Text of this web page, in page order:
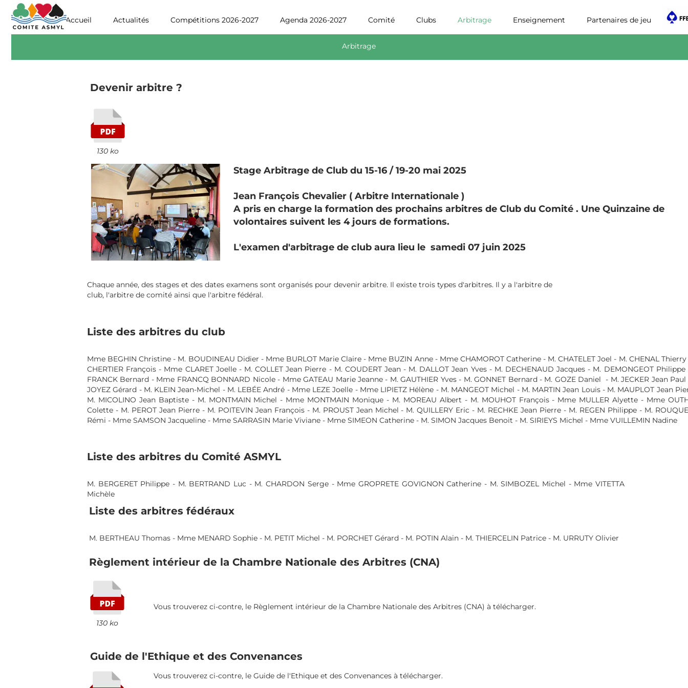
Accueil Actualités Compétitions 2026-2027 Agenda 2026-2027 Comité Clubs Arbitrage Enseignement Partenaires de jeu
Arbitrage
Devenir arbitre ?
130 ko
Stage Arbitrage de Club du 15-16 / 19-20 mai 2025
Jean François Chevalier ( Arbitre Internationale )
A pris en charge la formation des prochains arbitres de Club du Comité .Une Quinzaine de
volontaires suivent les 4 jours de formations.
L'examen d'arbitrage de club aura lieu le samedi 07 juin 2025
Chaque année, des stages et des dates examens sont organisés pour devenir arbitre. Il existe trois types d'arbitres. Il y a l'arbitre de
club, l'arbitre de comité ainsi que l'arbitre fédéral.
Liste des arbitres du club
Mme BEGHIN Christine - M. BOUDINEAU Didier - Mme BURLOT Marie Claire - Mme BUZIN Anne - Mme CHAMOROT Catherine - M. CHATELET Joel - M. CHENAL Thierry -
CHERTIER François - Mme CLARET Joelle - M. COLLET Jean Pierre - M. COUDERT Jean - M. DALLOT Jean Yves - M. DECHENAUD Jacques - M. DEMONGEOT Philippe -
FRANCK Bernard - Mme FRANCQ BONNARD Nicole - Mme GATEAU Marie Jeanne - M. GAUTHIER Yves - M. GONNET Bernard - M. GOZE Daniel - M. JECKER Jean Paul -
JOYEZ Gérard - M. KLEIN Jean-Michel - M. LEBÉE André - Mme LEZE Joelle - Mme LIPIETZ Hélène - M. MANGEOT Michel - M. MARTIN Jean Louis - M. MAUPLOT Jean Pierre
M. MICOLINO Jean Baptiste - M. MONTMAIN Michel - Mme MONTMAIN Monique - M. MOREAU Albert - M. MOUHOT François - Mme MULLER Alyette - Mme
Colette - M. PEROT Jean Pierre - M. POITEVIN Jean François - M. PROUST Jean Michel - M. QUILLERY Eric - M. RECHKE Jean Pierre - M. REGEN Philippe - M.
Rémi - Mme SAMSON Jacqueline - Mme SARRASIN Marie Viviane - Mme SIMEON Catherine - M. SIMON Jacques Benoit - M. SIRIEYS Michel - Mme VUILLEMIN Nadine
Liste des arbitres du Comité ASMYL
M. BERGERET Philippe - M. BERTRAND Luc - M. CHARDON Serge - Mme GROPRETE GOVIGNON Catherine - M. SIMBOZEL Michel - Mme VITETTA
Michèle
Liste des arbitres fédéraux
M. BERTHEAU Thomas - Mme MENARD Sophie - M. PETIT Michel - M. PORCHET Gérard - M. POTIN Alain - M. THIERCELIN Patrice - M. URRUTY Olivier
Règlement intérieur de la Chambre Nationale des Arbitres (CNA)
130 ko
Vous trouverez ci-contre, le Règlement intérieur de la Chambre Nationale des Arbitres (CNA) à télécharger.
Guide de l'Ethique et des Convenances
Vous trouverez ci-contre, le Guide de l'Ethique et des Convenances à télécharger.